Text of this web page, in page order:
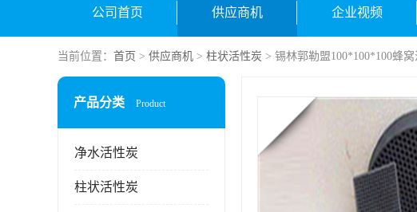
公司首页 供应商机 企业视频
当前位置： 首页 > 供应商机 > 柱状活性炭 > 锡林郭勒盟100*100*100蜂
产品分类 Product
净水活性炭
柱状活性炭